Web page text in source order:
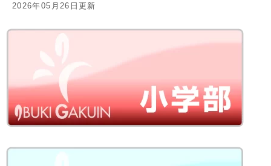
2026年05月26日更新